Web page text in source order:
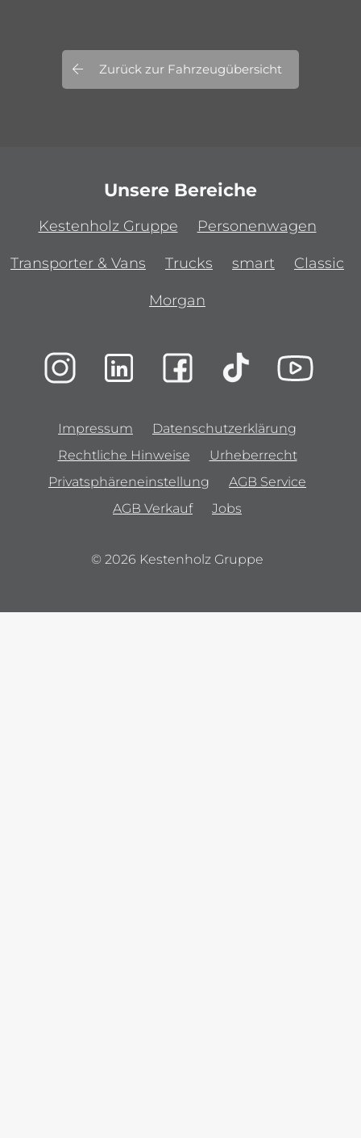
Zurück zur Fahrzeugübersicht
Unsere Bereiche
Kestenholz Gruppe Personenwagen
Transporter & Vans Trucks smart Classic
Morgan
Impressum
Datenschutzerklärung
Rechtliche Hinweise
Urheberrecht
Privatsphäreneinstellung
AGB Service
AGB Verkauf
Jobs
© 2026 Kestenholz Gruppe